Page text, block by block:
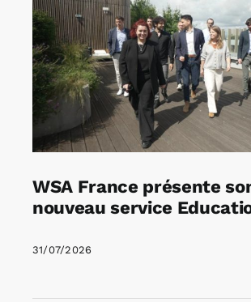
WSA France présente
nouveau service
31/07/2026